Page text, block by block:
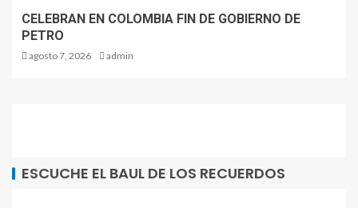
CELEBRAN EN COLOMBIA FIN DE GOBIERNO DE
PETRO
agosto 7, 2026 admin
ESCUCHE EL BAUL DE LOS RECUERDOS